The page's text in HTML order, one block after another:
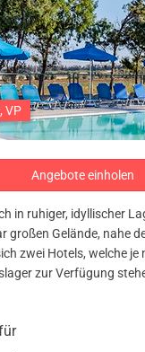
VP
Angebote einholen
in ruhiger, idyllischer
großen Gelände, nahe
zwei Hotels, welche
zur Verfügung